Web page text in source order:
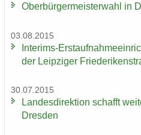
Ober­bür­ger­meis­ter­wahl in
03.08.2015
Interims-​
der Leip­zi­ger
30.07.2015
Lan­des­di­rek­ti­on schafft
Dres­den